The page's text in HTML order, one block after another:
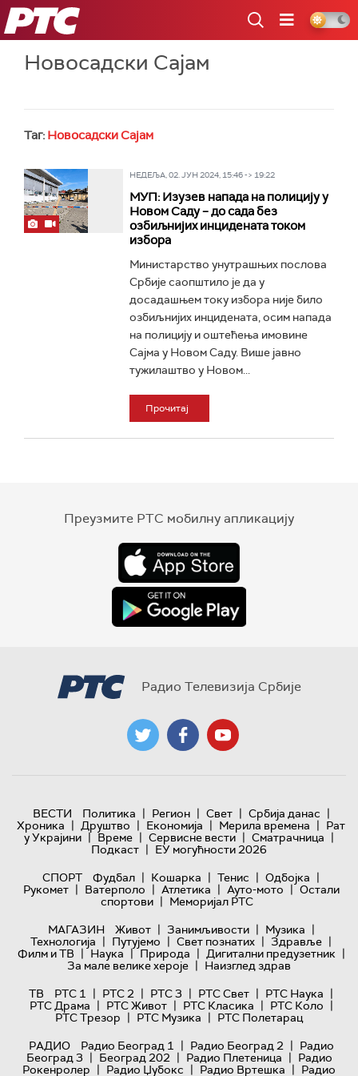
РТС
Новосадски Сајам
Таг: Новосадски Сајам
НЕДЕЉА, 02. ЈУН 2024, 15:46 -> 19:22
МУП: Изузев напада на полицију у
Новом Саду – до сада без
озбиљнијих инцидената током
избора
Министарство унутрашњих послова
Србије саопштило је да у
досадашњем току избора није било
озбиљнијих инцидената, осим напада
на полицију и оштећења имовине
Сајма у Новом Саду. Више јавно
тужилаштво у Новом...
Прочитај
Преузмите РТС мобилну апликацију
Радио Телевизија Србије
ВЕСТИ Политика | Регион | Свет | Србија данас |
Хроника | Друштво | Економија | Мерила времена | Рат
у Украјини | Време | Сервисне вести | Сматрачница |
Подкаст | ЕУ могућности 2026
СПОРТ
Фудбал | Кошарка | Тенис | Одбојка |
Рукомет | Ватерполо | Атлетика | Ауто-мото | Остали
спортови | Меморијал РТС
МАГАЗИН
Живот | Занимљивости | Музика |
Технологијa | Путујемо | Свет познатих | Здравље |
Филм и ТВ | Наука | Природа | Дигитални предузетник |
За мале велике хероје | Наизглед здрав
ТВ
РТС 1 | РТС 2 | РТС 3 | РТС Свет | РТС Наука |
РТС Драма | РТС Живот | РТС Класика | РТС Коло |
РТС Трезор | РТС Музика | РТС Полетарац
РАДИО
Радио Београд 1 | Радио Београд 2 | Радио
Београд 3 | Београд 202 | Радио Плетеница | Радио
Рокенролер | Радио Џубокс | Радио Вртешка | Радио